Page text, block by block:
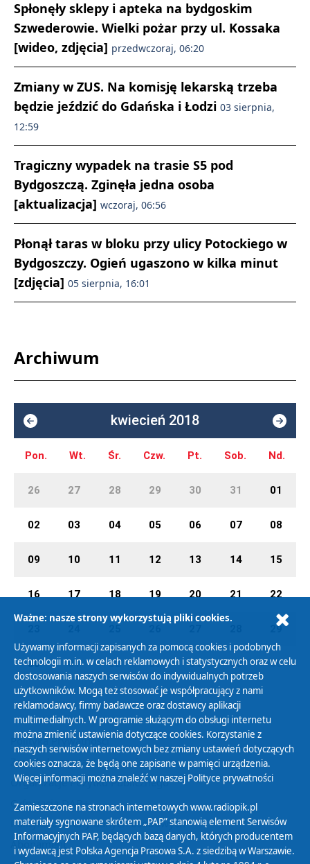
Spłonęły sklepy i apteka na bydgoskim
Szwederowie. Wielki pożar przy ul. Kossaka
[wideo, zdjęcia] przedwczoraj, 06:20
Zmiany w ZUS. Na komisję lekarską trzeba
będzie jeździć do Gdańska i Łodzi 03 sierpnia,
12:59
Tragiczny wypadek na trasie S5 pod
Bydgoszczą. Zginęła jedna osoba
[aktualizacja] wczoraj, 06:56
Płonął taras w bloku przy ulicy Potockiego w
Bydgoszczy. Ogień ugaszono w kilka minut
[zdjęcia] 05 sierpnia, 16:01
Archiwum
kwiecień 2018
Pon. Wt. Śr. Czw. Pt. Sob. Nd.
26 27 28 29 30 31 01
02 03 04 05 06 07 08
09 10 11 12 13 14 15
16 17 18 19 20 21 22
29
30 01 02 03 04 05 06
Polityka Prywatności
Zasady korzystania z Serwisu
Organizacje Pożytku Publicznego
Cyfryzacja DAB+
Polityka ochrony danych osobowych
Abonament
Ważne: nasze strony wykorzystują pliki cookies.
Używamy informacji zapisanych za pomocą cookies i podobnych
technologii m.in. w celach reklamowych i statystycznych oraz w celu
dostosowania naszych serwisów do indywidualnych potrzeb
użytkowników. Mogą też stosować je współpracujący z nami
reklamodawcy, firmy badawcze oraz dostawcy aplikacji
multimedialnych. W programie służącym do obsługi internetu
można zmienić ustawienia dotyczące cookies. Korzystanie z
naszych serwisów internetowych bez zmiany ustawień dotyczących
cookies oznacza, że będą one zapisane w pamięci urządzenia.
Więcej informacji można znaleźć w naszej Polityce prywatności
Zamieszczone na stronach internetowych www.radiopik.pl
materiały sygnowane skrótem „PAP” stanowią element Serwisów
Informacyjnych PAP, będących bazą danych, których producentem
i wydawcą jest Polska Agencja Prasowa S.A. z siedzibą w Warszawie.